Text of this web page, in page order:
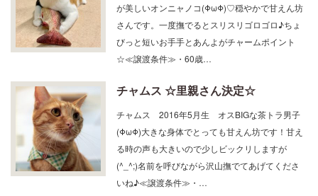
さんです。一度撫でるとスリスリゴロゴロ♪ちょ
びっと短いお手手とあんよがチャームポイント
☆≪譲渡条件≫・60歳…
チャムス 2016年5月生 オスBIGな茶トラ男子
(ΦωΦ)大きな身体でとっても甘えん坊です！甘え
る時の声も大きいので少しビックリしますが
(^_^;)名前を呼びながら沢山撫でてあげてくださ
いね♪≪譲渡条件≫・…